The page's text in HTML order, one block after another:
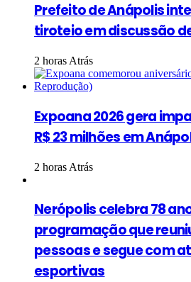
Prefeito de Anápolis
tiroteio em discussão
2 horas Atrás
Expoana 2026 gera
R$ 23 milhões em
2 horas Atrás
Nerópolis celebra 78
programação que
pessoas e segue com
esportivas